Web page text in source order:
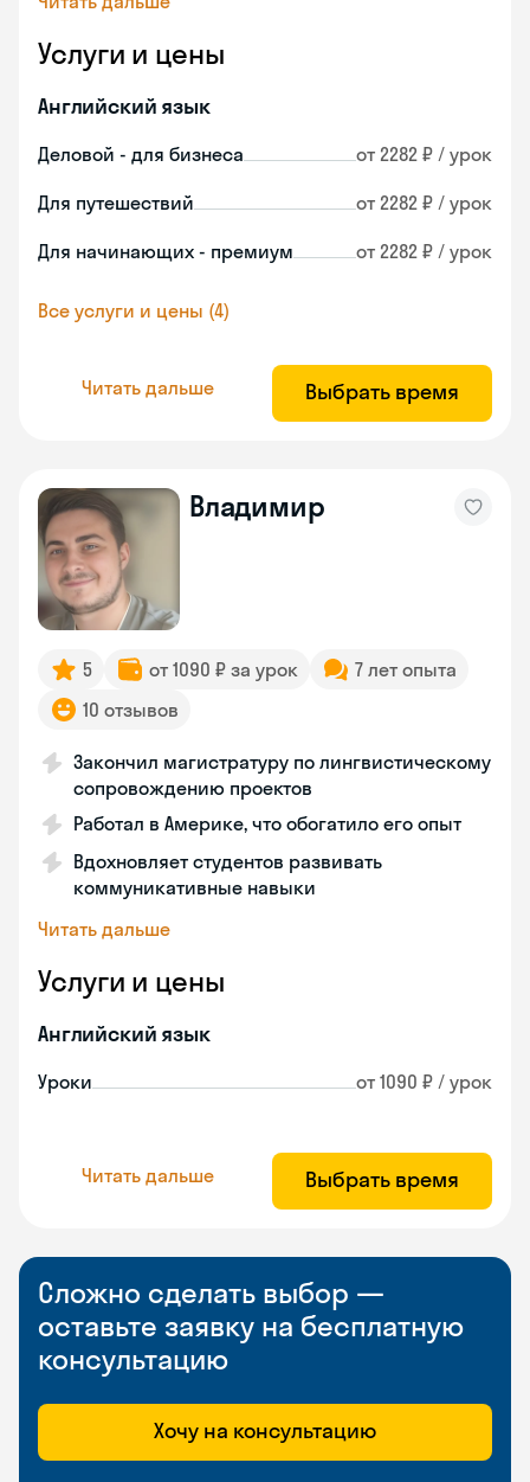
Услуги и цены
Английский язык
Деловой - для бизнеса от 2282 ₽ / урок
Для путешествий от 2282 ₽ / урок
Для начинающих - премиум от 2282 ₽ / урок
Все услуги и цены (4)
Читать дальше Выбрать время
Владимир
5 от 1090 ₽ за урок
7 лет опыта
10 отзывов
Закончил магистратуру по лингвистическому
сопровождению проектов
Работал в Америке, что обогатило его опыт
Вдохновляет студентов развивать
коммуникативные навыки
Читать дальше
Услуги и цены
Английский язык
Уроки от 1090 ₽ / урок
Читать дальше Выбрать время
Сложно сделать выбор —
оставьте заявку на бесплатную
консультацию
Хочу на консультацию